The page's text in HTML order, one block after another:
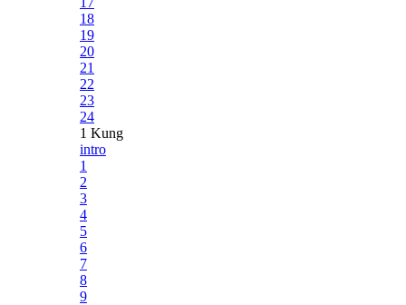
18
19
20
21
22
23
24
1 Kung
intro
1
2
3
4
5
6
7
8
9